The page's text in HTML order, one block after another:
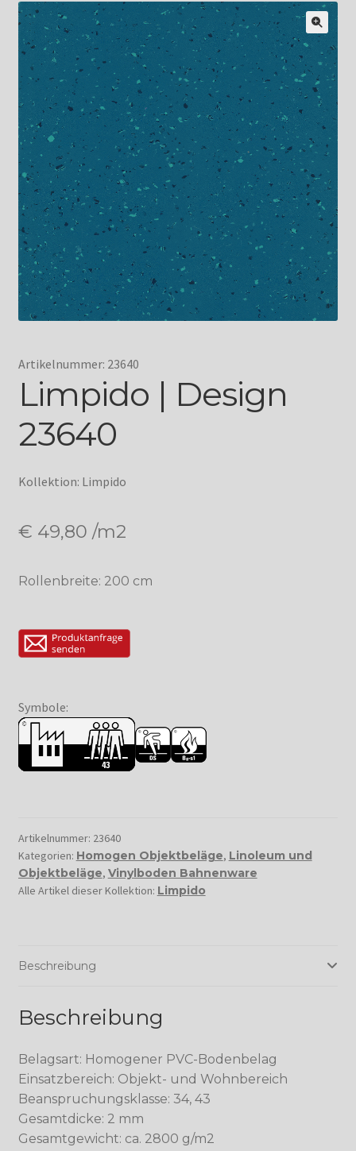
Artikelnummer: 23640
Limpido | Design
23640
Kollektion: Limpido
€ 49,80 /m2
Rollenbreite: 200 cm
Symbole:
Artikelnummer: 23640
Kategorien: Homogen Objektbeläge, Linoleum und
Objektbeläge, Vinylboden Bahnenware
Alle Artikel dieser Kollektion: Limpido
Beschreibung
Beschreibung
Belagsart: Homogener PVC-Bodenbelag
Einsatzbereich: Objekt- und Wohnbereich
Beanspruchungsklasse: 34, 43
Gesamtdicke: 2 mm
Gesamtgewicht: ca. 2800 g/m2